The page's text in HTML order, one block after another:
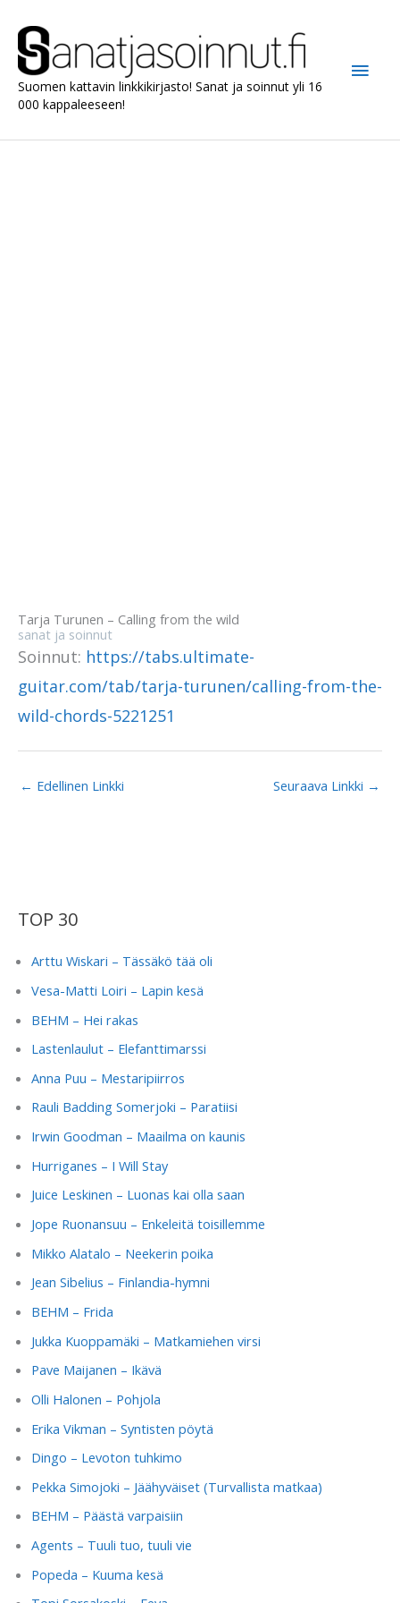
sisältöön
Suomen kattavin linkkikirjasto! Sanat ja soinnut yli 16
000 kappaleeseen!
Tarja Turunen – Calling from the wild
sanat ja soinnut
Soinnut: https://tabs.ultimate-
guitar.com/tab/tarja-turunen/calling-from-the-
wild-chords-5221251
← Edellinen Linkki Seuraava Linkki →
TOP 30
Arttu Wiskari – Tässäkö tää oli
Vesa-Matti Loiri – Lapin kesä
BEHM – Hei rakas
Lastenlaulut – Elefanttimarssi
Anna Puu – Mestaripiirros
Rauli Badding Somerjoki – Paratiisi
Irwin Goodman – Maailma on kaunis
Hurriganes – I Will Stay
Juice Leskinen – Luonas kai olla saan
Jope Ruonansuu – Enkeleitä toisillemme
Mikko Alatalo – Neekerin poika
Jean Sibelius – Finlandia-hymni
BEHM – Frida
Jukka Kuoppamäki – Matkamiehen virsi
Pave Maijanen – Ikävä
Olli Halonen – Pohjola
Erika Vikman – Syntisten pöytä
Dingo – Levoton tuhkimo
Pekka Simojoki – Jäähyväiset (Turvallista matkaa)
BEHM – Päästä varpaisiin
Agents – Tuuli tuo, tuuli vie
Popeda – Kuuma kesä